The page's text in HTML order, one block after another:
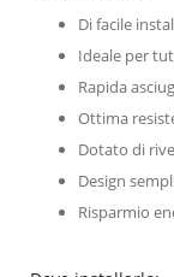
Di facile
Ideale per
Rapida
Ottima
Dotato di
Design
Risparmio